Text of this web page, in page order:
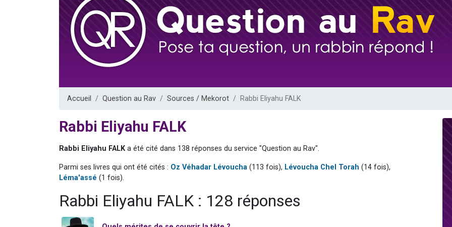
3 personnes viennent de nous rejoindre sur WhatsApp
2 personnes viennent de nous rejoindre sur WhatsApp
3 personnes viennent de nous rejoindre sur WhatsApp
2 nouvelles musiques dans Torah-Box Music
Accueil Question au Rav Sources / Mekorot Rabbi Eliyahu FALK
Rabbi Eliyahu FALK
Rabbi Eliyahu FALK a été cité dans 138 réponses du service "Question au Rav".
Parmi ses livres qui ont été cités : Oz Véhadar Lévoucha (113 fois), Lévoucha Chel Torah (14 fois),
Léma'assé (1 fois).
Rabbi Eliyahu FALK : 128 réponses